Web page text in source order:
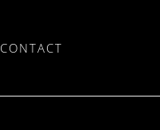
CONTACT